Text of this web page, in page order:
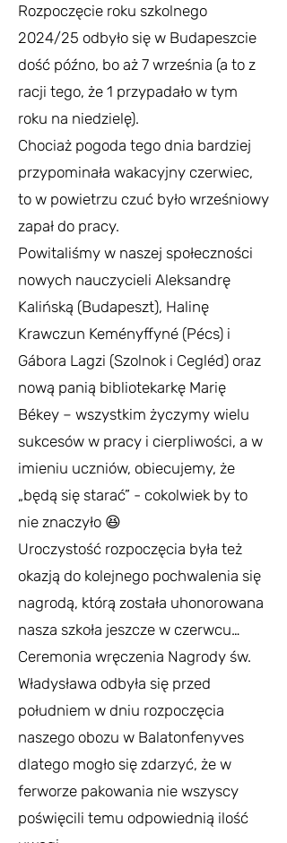
Rozpoczęcie roku szkolnego
2024/25 odbyło się w Budapeszcie
dość późno, bo aż 7 września (a to z
racji tego, że 1 przypadało w tym
roku na niedzielę).
Chociaż pogoda tego dnia bardziej
przypominała wakacyjny czerwiec,
to w powietrzu czuć było wrześniowy
zapał do pracy.
Powitaliśmy w naszej społeczności
nowych nauczycieli Aleksandrę
Kalińską (Budapeszt), Halinę
Krawczun Keményffyné (Pécs) i
Gábora Lagzi (Szolnok i Cegléd) oraz
nową panią bibliotekarkę Marię
Békey – wszystkim życzymy wielu
sukcesów w pracy i cierpliwości, a w
imieniu uczniów, obiecujemy, że
„będą się starać” - cokolwiek by to
nie znaczyło 😆
Uroczystość rozpoczęcia była też
okazją do kolejnego pochwalenia się
nagrodą, którą została uhonorowana
nasza szkoła jeszcze w czerwcu…
Ceremonia wręczenia Nagrody św.
Władysława odbyła się przed
południem w dniu rozpoczęcia
naszego obozu w Balatonfenyves
dlatego mogło się zdarzyć, że w
ferworze pakowania nie wszyscy
poświęcili temu odpowiednią ilość